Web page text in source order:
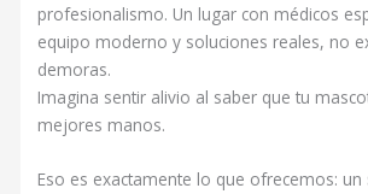
profesionalismo. Un lugar con médicos
equipo moderno y soluciones reales, no
demoras.
Imagina sentir alivio al saber que tu
mejores manos.
Eso es exactamente lo que ofrecemos: un